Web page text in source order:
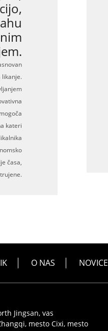
likanje.
kateri
časa,
O NAS NOVICE
Jingsan, vas
mesto Cixi, mesto